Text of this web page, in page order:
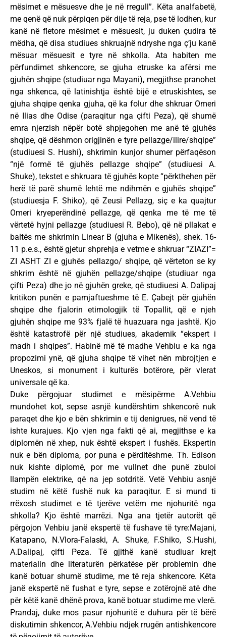
mësimet e mësuesve dhe je në rregull”. Këta analfabetë,
me qenë që nuk përpiqen për dije të reja, pse të lodhen, kur
kanë në fletore mësimet e mësuesit, ju duken çudira të
mëdha, që disa studiues shkruajnë ndryshe nga ç’ju kanë
mësuar mësuesit e tyre në shkolla. Ata habiten me
përfundimet shkencore, se gjuha etruske ka afërsi me
gjuhën shqipe (studiuar nga Mayani), megjithse pranohet
nga shkenca, që latinishtja është bijë e etruskishtes, se
gjuha shqipe qenka gjuha, që ka folur dhe shkruar Omeri
në Ilias dhe Odise (paraqitur nga çifti Peza), që shumë
emra njerzish nëpër botë shpjegohen me anë të gjuhës
shqipe, që dëshmon origjinën e tyre pellazge/ilire/shqipe”
(studiuesi S. Hushi), shkrimin kunjor shumer përfaqëson
“një formë të gjuhës pellazge shqipe” (studiuesi A.
Shuke), tekstet e shkruara të gjuhës kopte “përkthehen për
herë të parë shumë lehtë me ndihmën e gjuhës shqipe”
(studiuesja F. Shiko), që Zeusi Pellazg, siç e ka quajtur
Omeri kryeperëndinë pellazge, që qenka me të me të
vërtetë hyjni pellazge (studiuesi R. Bebo), që në pllakat e
baltës me shkrimin Linear B (gjuha e Mikenës), shek. 16-
11 p.e.s., është gjetur shprehja e vetme e shkruar “ZIAZI”=
ZI ASHT ZI e gjuhës pellazgo/ shqipe, që vërteton se ky
shkrim është në gjuhën pellazge/shqipe (studiuar nga
çifti Peza) dhe jo në gjuhën greke, që studiuesi A. Dalipaj
kritikon punën e pamjaftueshme të E. Çabejt për gjuhën
shqipe dhe fjalorin etimologjik të Topallit, që e njeh
gjuhën shqipe me 93% fjalë të huazuara nga jashtë. Kjo
është katastrofë për një studiues, akademik “ekspert i
madh i shqipes”. Habinë më të madhe Vehbiu e ka nga
propozimi ynë, që gjuha shqipe të vihet nën mbrojtjen e
Uneskos, si monument i kulturës botërore, për vlerat
universale që ka.
Duke përgojuar studimet e mësipërme A.Vehbiu
mundohet kot, sepse asnjë kundërshtim shkencorë nuk
paraqet dhe kjo e bën shkrimin e tij denigrues, në vend të
ishte kurajues. Kjo vjen nga fakti që ai, megjithse e ka
diplomën në xhep, nuk është ekspert i fushës. Ekspertin
nuk e bën diploma, por puna e përditëshme. Th. Edison
nuk kishte diplomë, por me vullnet dhe punë zbuloi
llampën elektrike, që na jep sotdritë. Vetë Vehbiu asnjë
studim në këtë fushë nuk ka paraqitur. E si mund ti
rrëxosh studimet e të tjerëve vetëm me njohuritë nga
shkolla? Kjo është marrëzi. Nga ana tjetër autorët që
përgojon Vehbiu janë ekspertë të fushave të tyre:Majani,
Katapano, N.Vlora-Falaski, A. Shuke, F.Shiko, S.Hushi,
A.Dalipaj, çifti Peza. Të gjithë kanë studiuar krejt
materialin dhe literaturën përkatëse për problemin dhe
kanë botuar shumë studime, me të reja shkencore. Këta
janë ekspertë në fushat e tyre, sepse e zotërojnë atë dhe
për këtë kanë dhënë prova, kanë botuar studime me vlerë.
Prandaj, duke mos pasur njohuritë e duhura për të bërë
diskutimin shkencor, A.Vehbiu ndjek rrugën antishkencore